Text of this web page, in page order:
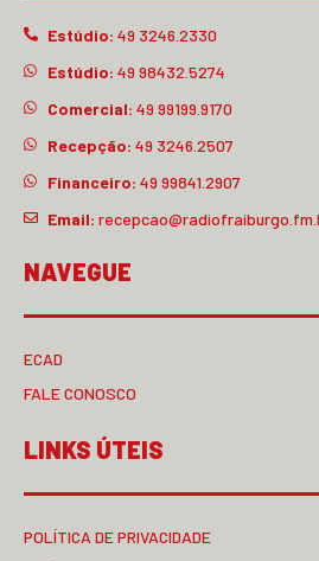
Estúdio: 49 3246.2330
Estúdio: 49 98432.5274
Comercial: 49 99199.9170
Recepção: 49 3246.2507
Financeiro: 49 99841.2907
Email:
NAVEGUE
ECAD
FALE CONOSCO
LINKS ÚTEIS
POLÍTICA DE PRIVACIDADE